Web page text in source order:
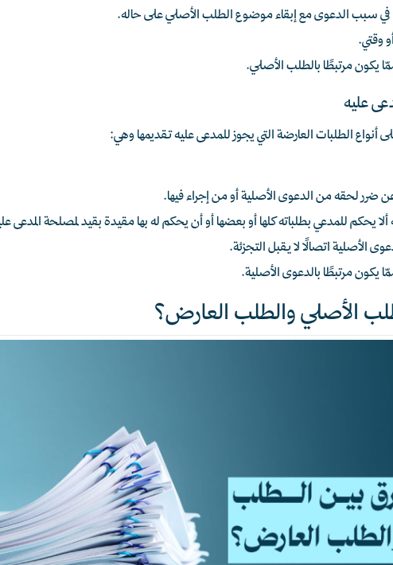
في سبب الدعوى مع إبقاء موضوع الطلب الأصلي على حاله.
وقتي.
يكون مرتبطًا بالطلب الأصلي.
عليه
لحقه من الدعوى الأصلية أو من إجراء فيها.
يحكم للمدعي بطلباته كلها أو بعضها أو أن يحكم له بها مقيدة بقيد لمصلحة المدعى
الأصلية اتصالًا لا يقبل التجزئة.
يكون مرتبطًا بالدعوى الأصلية.
الأصلي والطلب العارض؟